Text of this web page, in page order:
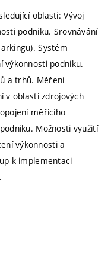
oblasti: Vývoj
podniku. Srovnávání
Systém
výkonnosti podniku.
a trhů. Měření
v oblasti zdrojových
měřicího
Možnosti využití
výkonnosti a
k implementaci